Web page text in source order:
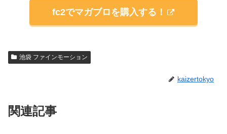
fc2でマガブロを購入する！
池袋 ファインモーション
kaizertokyo
関連記事